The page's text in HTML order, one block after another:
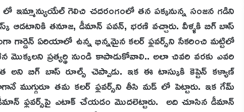
గెలిచి చదరంగంలో తన పక్కనున్న సంజన గడిని
ఆడటానికి తనూజ, డీమాన్ పవన్, భరణి వచ్చారు. వీళ్ళకి బిగ్ బాస్
గార్డెన్ ఏరియాలో ఉన్న భిన్నమైన కలర్ ఫ్లవర్స్‌ని సేకరించి మట్టిలో
ప్రత్యర్థి నుండి కాపాడుకోవాలి.. అలా చివరి వరకు ఎవరి
బిగ్ బాస్ రూల్స్ చెప్పాడు. ఇక ఈ టాస్కుకి కెప్టెన్ కళ్యాణ్
ముగ్గురూ తమ కలర్ ఫ్లవర్స్‌ని తీసి మడ్ లో పెట్టారు. ఇక గేమ్
ఫ్లవర్స్‌పై ఎటాక్ చేయడం మొదలెట్టారు. అది చూసిన డీమాన్